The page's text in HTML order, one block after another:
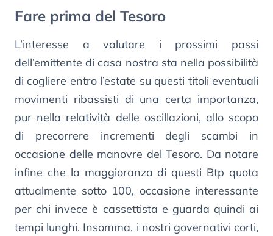
Fare prima del Tesoro
L’interesse a valutare i prossimi passi
dell’emittente di casa nostra sta nella possibilità
di cogliere entro l’estate su questi titoli eventuali
movimenti ribassisti di una certa importanza,
pur nella relatività delle oscillazioni, allo scopo
di precorrere incrementi degli scambi in
occasione delle manovre del Tesoro. Da notare
infine che la maggioranza di questi Btp quota
attualmente sotto 100, occasione interessante
per chi invece è cassettista e guarda quindi ai
tempi lunghi. Insomma, i nostri governativi corti,